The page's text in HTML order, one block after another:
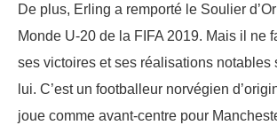
De plus, Erling a remporté le Soulier
Monde U-20 de la FIFA 2019. Mais il ne
ses victoires et ses réalisations notables
lui. C’est un footballeur norvégien
joue comme avant-centre pour